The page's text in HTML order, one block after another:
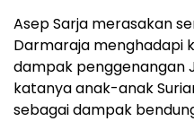
Asep Sarja merasakan
Darmaraja menghadapi
dampak penggenangan
katanya anak-anak
sebagai dampak